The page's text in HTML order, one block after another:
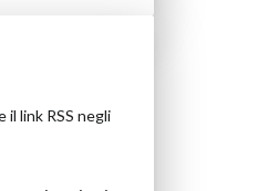
il link RSS negli